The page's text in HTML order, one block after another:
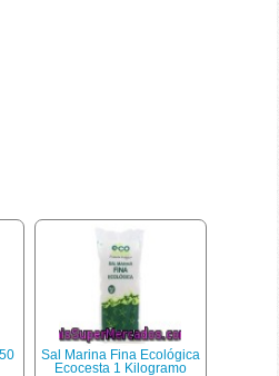
Sal Marina Fina Ecológica
Ecocesta 1 Kilogramo